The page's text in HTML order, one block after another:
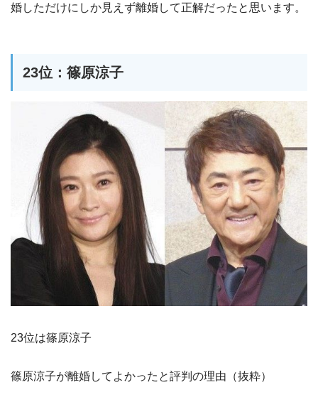
婚しただけにしか見えず離婚して正解だったと思います。
23位：篠原涼子
23位は篠原涼子
篠原涼子が離婚してよかったと評判の理由（抜粋）